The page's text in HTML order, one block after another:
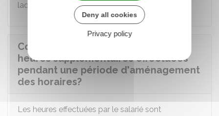
laquelle ce changement intervient.
Comment sont décomptées les
heures supplémentaires effectuées
pendant une période d'aménagement
des horaires?
Les heures effectuées par le salarié sont
Deny all cookies
Privacy policy